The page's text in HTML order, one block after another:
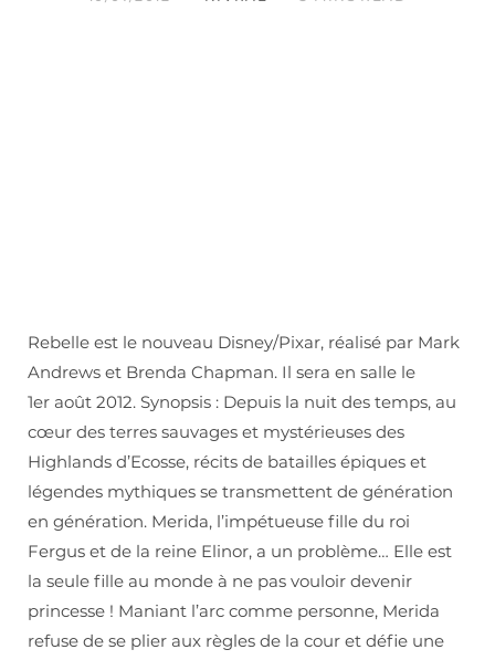
Rebelle est le nouveau Disney/Pixar, réalisé par Mark
Andrews et Brenda Chapman. Il sera en salle le
1er août 2012. Synopsis : Depuis la nuit des temps, au
cœur des terres sauvages et mystérieuses des
Highlands d’Ecosse, récits de batailles épiques et
légendes mythiques se transmettent de génération
en génération. Merida, l’impétueuse fille du roi
Fergus et de la reine Elinor, a un problème… Elle est
la seule fille au monde à ne pas vouloir devenir
princesse ! Maniant l’arc comme personne, Merida
refuse de se plier aux règles de la cour et défie une